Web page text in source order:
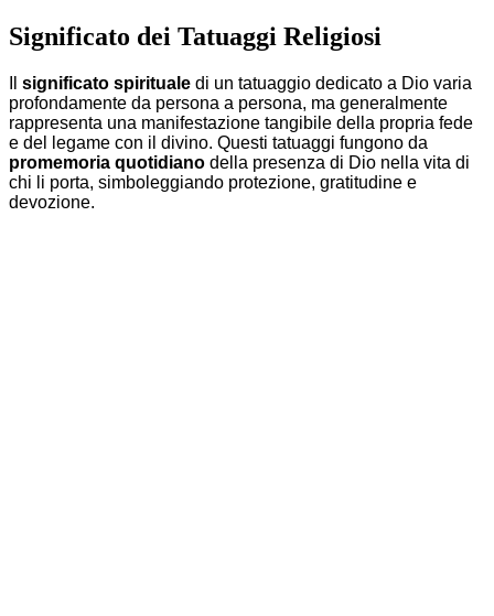
Significato dei Tatuaggi Religiosi
significato spirituale di un tatuaggio dedicato a Dio varia
profondamente da persona a persona, ma generalmente
rappresenta una manifestazione tangibile della propria fede
e del legame con il divino. Questi tatuaggi fungono da
promemoria quotidiano della presenza di Dio nella vita di
chi li porta, simboleggiando protezione, gratitudine e
devozione.